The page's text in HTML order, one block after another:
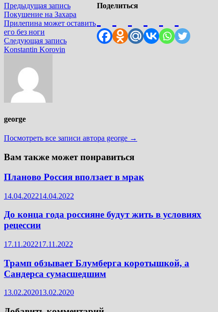
Поделиться
Навигация
по
записям
Предыдущая записьПредыдущая
запись:
Покушение на Захара
Прилепина может оставить
его без ноги
Следующая записьСледующая
Konstantin Korovin
george
Посмотреть все записи автора george →
Вам также может понравиться
Планово Россия вползает в мрак
14.04.202214.04.2022
До конца года россияне будут жить в условиях
рецессии
17.11.202217.11.2022
Трамп обзывает Блумберга коротышкой, а
Сандерса сумасшедшим
13.02.202013.02.2020